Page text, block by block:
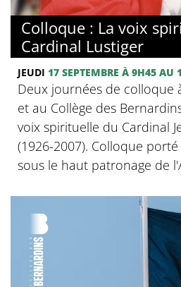
Colloque : La voix
Cardinal Lustiger
JEUDI 17 SEPTEMBRE À 9H45 AU
Deux journées de colloque
et au Collège des
voix spirituelle du Cardinal
(1926-2007). Colloque
sous le haut patronage de